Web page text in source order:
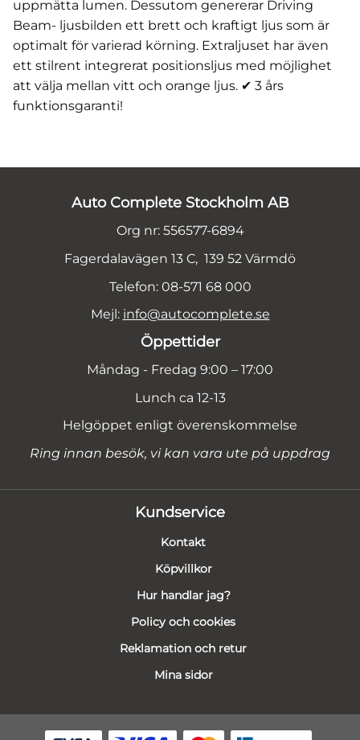
uppmätta lumen. Dessutom genererar Driving
Beam- ljusbilden ett brett och kraftigt ljus som är
optimalt för varierad körning. Extraljuset har även
ett stilrent integrerat positionsljus med möjlighet
att välja mellan vitt och orange ljus. ✔ 3 års
funktionsgaranti!
Auto Complete Stockholm AB
Org nr: 556577-6894
Fagerdalavägen 13 C, 139 52 Värmdö
Telefon: 08-571 68 000
Mejl: info@autocomplete.se
Öppettider
Måndag - Fredag 9:00 – 17:00
Lunch ca 12-13
Helgöppet enligt överenskommelse
Ring innan besök, vi kan vara ute på uppdrag
Kundservice
Kontakt
Köpvillkor
Hur handlar jag?
Policy och cookies
Reklamation och retur
Mina sidor